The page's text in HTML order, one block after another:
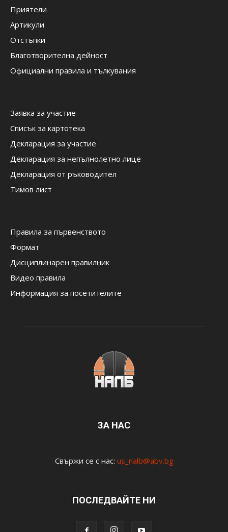
Приятели
Артикули
Отстъпки
Благотворителна дейност
Официални правила и тълкувания
Заявка за участие
Списък за картотека
Декларация за участие
Декларация за непълнолетно лице
Декларация от ръководител
Тимов лист
Правила за първенството
Формат
Дисциплинарен правилник
Видео правила
Информация за посетителите
ЗА НАС
Свържи се с нас: us_nalb@abv.bg
ПОСЛЕДВАЙТЕ НИ